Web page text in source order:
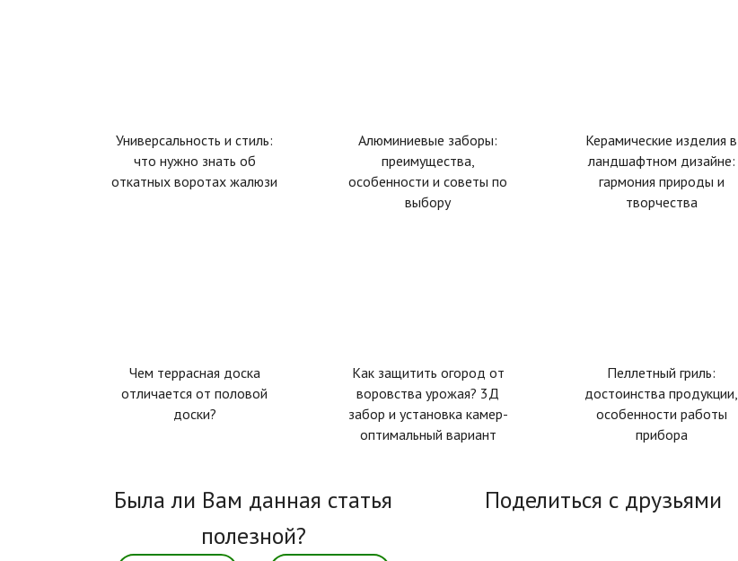
Универсальность и стиль:
что нужно знать об
откатных воротах жалюзи
Алюминиевые заборы:
преимущества,
особенности и советы по
выбору
Керамические изделия в
ландшафтном дизайне:
гармония природы и
творчества
Чем террасная доска
отличается от половой
доски?
Как защитить огород от
воровства урожая? 3Д
забор и установка камер-
оптимальный вариант
Пеллетный гриль:
достоинства продукции,
особенности работы
прибора
Была ли Вам данная статья
полезной?
Поделиться с друзьями